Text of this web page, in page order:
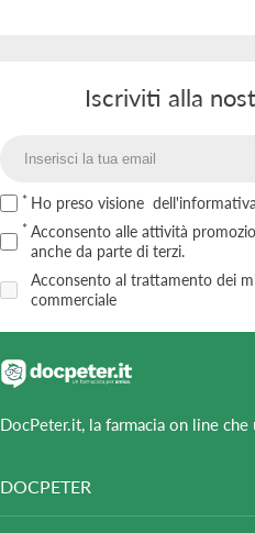
Iscriviti alla
Ho preso visione
Acconsento alle attività
anche da parte di terzi.
Acconsento al trattamento dei
commerciale
DocPeter.it, la farmacia on line
DOCPETER